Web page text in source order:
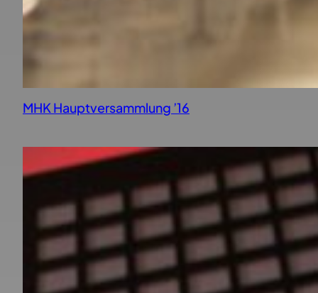
MHK Hauptversammlung ’16